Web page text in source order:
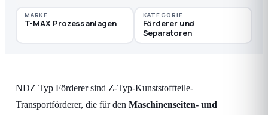
MARKE
T-MAX Prozessanlagen
KATEGORIE
Förderer und
Separatoren
NDZ Typ Förderer sind Z-Typ-Kunststoffteile-
Transportförderer, die für den Maschinenseiten- und